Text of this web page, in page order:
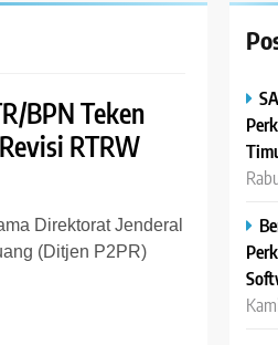
BPN Teken
RTRW
Direktorat Jenderal
(Ditjen P2PR)